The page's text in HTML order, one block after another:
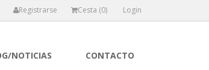
Registrarse Cesta (0) Login
NOTICIAS CONTACTO